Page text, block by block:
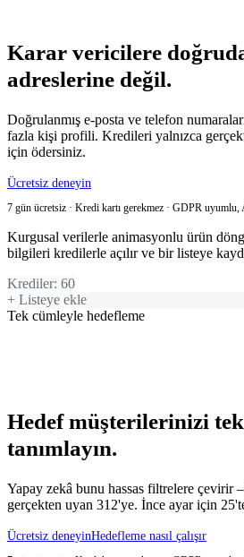
Karar vericilere
adreslerine değil.
Doğrulanmış e-posta ve telefon
fazla kişi profili. Kredileri yalnızca
için ödersiniz.
Ücretsiz deneyin
7 gün ücretsiz · Kredi kartı gerekmez · GDPR uyumlu,
Kurgusal verilerle animasyonlu ürün
bilgileri kredilerle açılır ve bir listeye
Krediler: 60
+ Listeye ekle
Tek cümleyle hedefleme
Hedef müşterilerinizi
tanımlayın.
Yapay zekâ bunu hassas filtrelere çevirir
gerçekten uyan 312'ye. İnce ayar için
Ücretsiz deneyinHedefleme nasıl çalışır